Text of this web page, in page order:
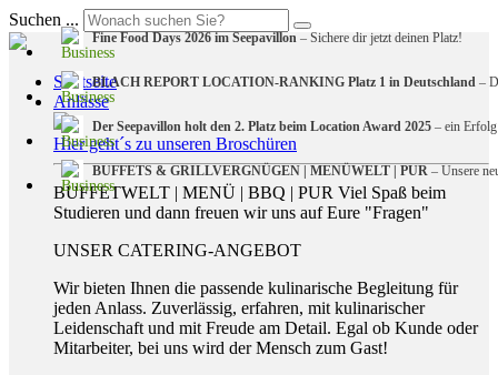
Fine Food Days 2026 im Seepavillon – Sichere dir jetzt deinen Platz!
BLACH REPORT LOCATION-RANKING Platz 1 in Deutschland –
Der Seepavillon holt den 2. Platz beim Location Award 2025 – ein Erfolg
BUFFETS & GRILLVERGNÜGEN | MENÜWELT | PUR – Unsere
Suchen ...
Startseite
Anlässe
Hier geht´s zu unseren Broschüren
BUFFETWELT | MENÜ | BBQ | PUR Viel Spaß beim
Studieren und dann freuen wir uns auf Eure "Fragen"
UNSER CATERING-ANGEBOT
Wir bieten Ihnen die passende kulinarische Begleitung für
jeden Anlass. Zuverlässig, erfahren, mit kulinarischer
Leidenschaft und mit Freude am Detail. Egal ob Kunde oder
Mitarbeiter, bei uns wird der Mensch zum Gast!